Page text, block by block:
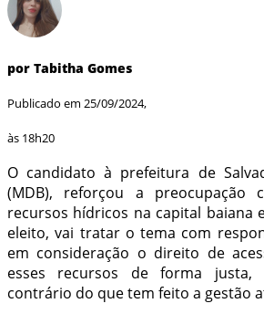
por Tabitha Gomes
Publicado em 25/09/2024,
às 18h20
O candidato à prefeitura de
(MDB), reforçou a preocupação
recursos hídricos na capital baiana
eleito, vai tratar o tema com
em consideração o direito de
esses recursos de forma justa,
contrário do que tem feito a gestão